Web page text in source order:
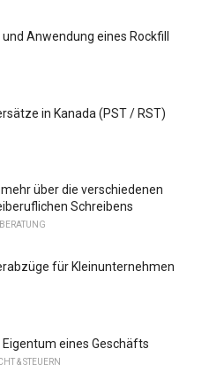
Anwendung eines Rockfill
in Kanada (PST / RST)
über die verschiedenen
Schreibens
für Kleinunternehmen
Eigentum eines Geschäfts
& STEUERN